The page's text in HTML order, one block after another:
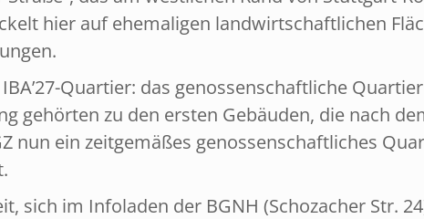
hier auf ehemaligen landwirtschaftlichen
Quartier: das genossenschaftliche Quartier
gehörten zu den ersten Gebäuden, die nach
nun ein zeitgemäßes genossenschaftliches
sich im Infoladen der BGNH (Schozacher Str.